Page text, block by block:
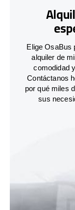
Elige OsaBus
alquiler de
comodidad
Contáctanos
por qué miles
sus